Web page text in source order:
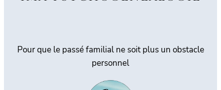
Pour que le passé familial ne soit plus un obstacle
personnel